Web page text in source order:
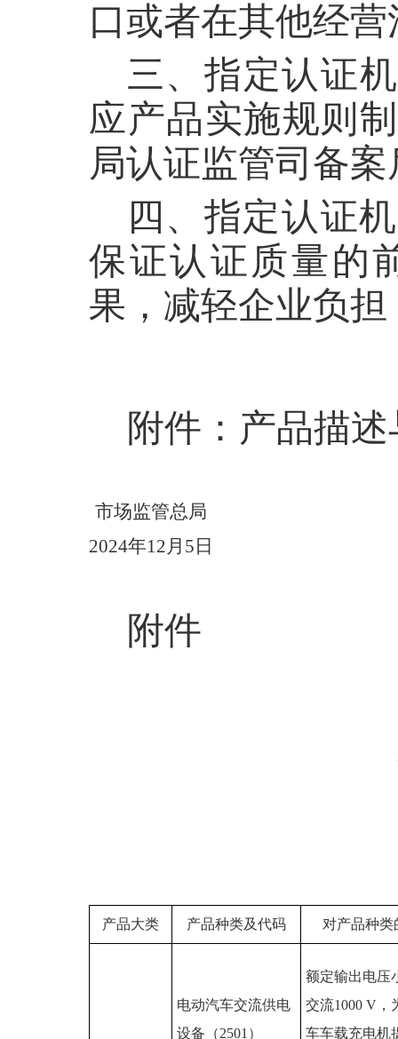
口或者在其他经
三、指定认证
应产品实施规则
局认证监管司备
四、指定认证
保证认证质量的
果，减轻企业负
附件：产品描
市场监管总局
2024年12月5日
附件
产品大类 产品种类及代码 对产品种类
电动汽车交流供电
设备（2501）
额定输出电压
交流1000 V，
车车载充电机